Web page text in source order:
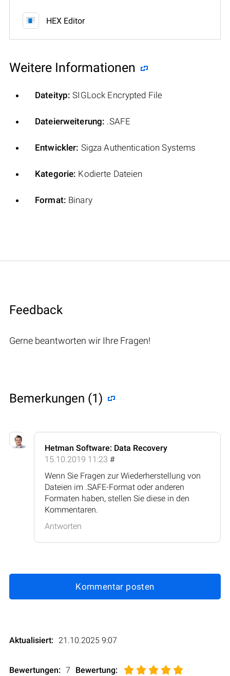
HEX Editor
Weitere Informationen
Dateityp: SIGLock Encrypted File
Dateierweiterung: .SAFE
Entwickler: Sigza Authentication Systems
Kategorie: Kodierte Dateien
Format: Binary
Feedback
Gerne beantworten wir Ihre Fragen!
Bemerkungen (1)
Hetman Software: Data Recovery
15.10.2019 11:23 #
Wenn Sie Fragen zur Wiederherstellung von
Dateien im .SAFE-Format oder anderen
Formaten haben, stellen Sie diese in den
Kommentaren.
Antworten
Kommentar posten
Aktualisiert: 21.10.2025 9:07
Bewertungen: 7 Bewertung: